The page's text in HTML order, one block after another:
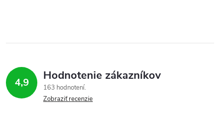
4,9 Hodnotenie zákazníkov
163 hodnotení
Zobraziť recenzie